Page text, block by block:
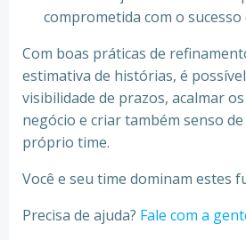
comprometida com o
Com boas práticas de
estimativa de histórias, é
visibilidade de prazos, acalmar
negócio e criar também senso
próprio time.
Você e seu time dominam estes
Precisa de ajuda? Fale com a